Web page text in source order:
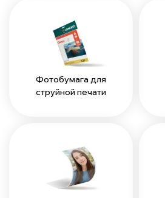
Фотобумага для
струйной печати